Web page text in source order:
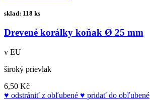
sklad: 118 ks
Drevené korálky koňak Ø 25 mm
v EU
široký prievlak
6,50 Kč
odstrániť z obľubené
pridať do obľubené